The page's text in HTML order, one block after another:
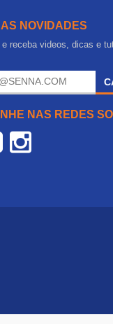
NOVIDADES
e receba videos, dicas e
NAS REDES